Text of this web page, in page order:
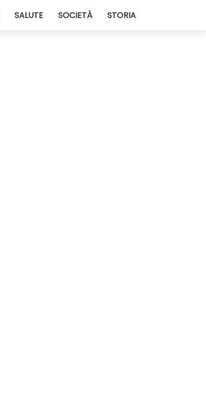
SALUTE SOCIETÀ STORIA